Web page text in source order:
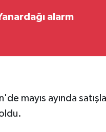
alarm
mayıs ayında